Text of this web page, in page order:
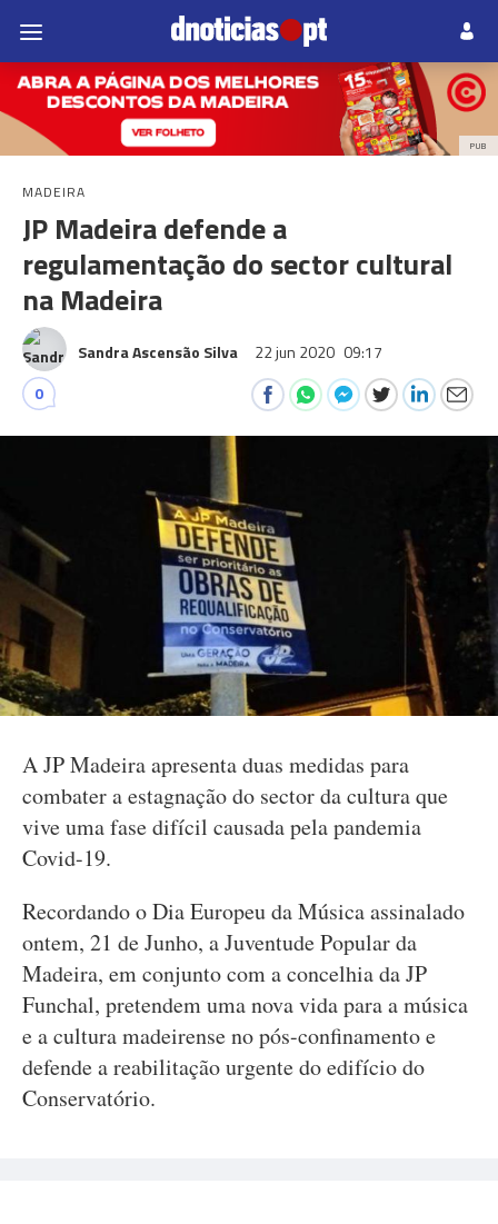
PUB
MADEIRA
JP Madeira defende a
regulamentação do sector cultural
na Madeira
Sandra Ascensão Silva 22 jun 2020 09:17
0
A JP Madeira apresenta duas medidas para
combater a estagnação do sector da cultura que
vive uma fase difícil causada pela pandemia
Covid-19.
Recordando o Dia Europeu da Música assinalado
ontem, 21 de Junho, a Juventude Popular da
Madeira, em conjunto com a concelhia da JP
Funchal, pretendem uma nova vida para a música
e a cultura madeirense no pós-confinamento e
defende a reabilitação urgente do edifício do
Conservatório.